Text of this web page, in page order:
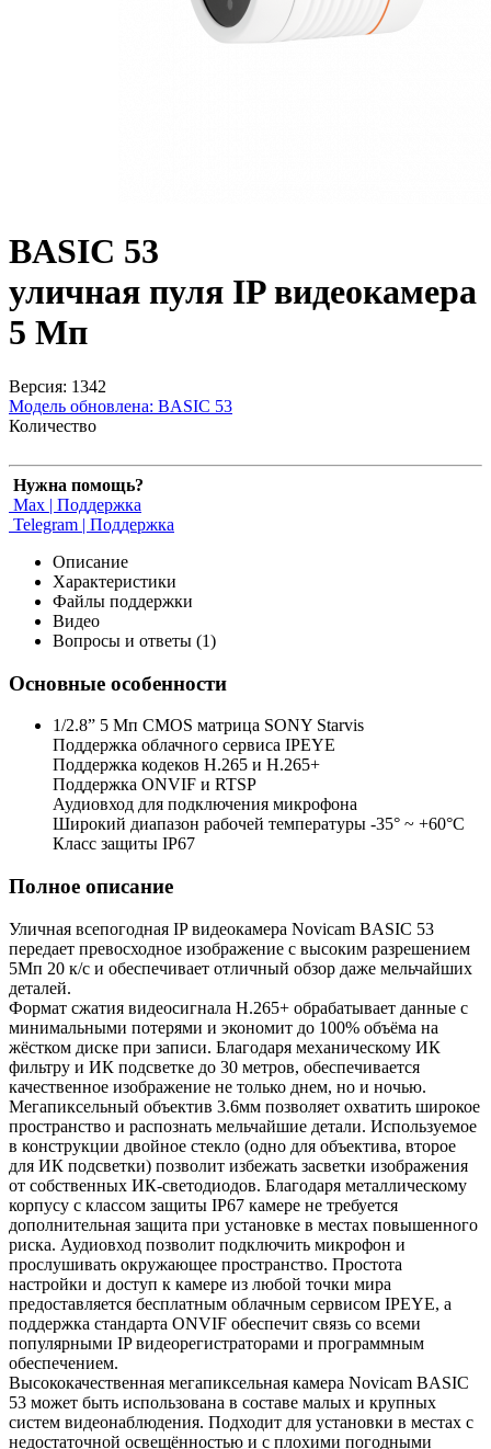
BASIC 53
уличная пуля IP видеокамера
5 Мп
Версия: 1342
Модель обновлена: BASIC 53
Количество
Нужна помощь?
Max | Поддержка
Telegram | Поддержка
Описание
Характеристики
Файлы поддержки
Видео
Вопросы и ответы (1)
Основные особенности
1/2.8” 5 Мп CMOS матрица SONY Starvis
Поддержка облачного сервиса IPEYE
Поддержка кодеков H.265 и H.265+
Поддержка ONVIF и RTSP
Аудиовход для подключения микрофона
Широкий диапазон рабочей температуры -35° ~ +60°C
Класс защиты IP67
Полное описание
Уличная всепогодная IP видеокамера Novicam BASIC 53
передает превосходное изображение с высоким разрешением
5Мп 20 к/с и обеспечивает отличный обзор даже мельчайших
деталей.
Формат сжатия видеосигнала H.265+ обрабатывает данные с
минимальными потерями и экономит до 100% объёма на
жёстком диске при записи. Благодаря механическому ИК
фильтру и ИК подсветке до 30 метров, обеспечивается
качественное изображение не только днем, но и ночью.
Мегапиксельный объектив 3.6мм позволяет охватить широкое
пространство и распознать мельчайшие детали. Используемое
в конструкции двойное стекло (одно для объектива, второе
для ИК подсветки) позволит избежать засветки изображения
от собственных ИК-светодиодов. Благодаря металлическому
корпусу с классом защиты IP67 камере не требуется
дополнительная защита при установке в местах повышенного
риска. Аудиовход позволит подключить микрофон и
прослушивать окружающее пространство. Простота
настройки и доступ к камере из любой точки мира
предоставляется бесплатным облачным сервисом IPEYE, а
поддержка стандарта ONVIF обеспечит связь со всеми
популярными IP видеорегистраторами и программным
обеспечением.
Высококачественная мегапиксельная камера Novicam BASIC
53 может быть использована в составе малых и крупных
систем видеонаблюдения. Подходит для установки в местах с
недостаточной освещённостью и с плохими погодными